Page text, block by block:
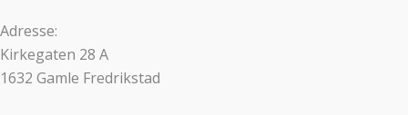
Adresse:
Kirkegaten 28 A
1632 Gamle Fredrikstad